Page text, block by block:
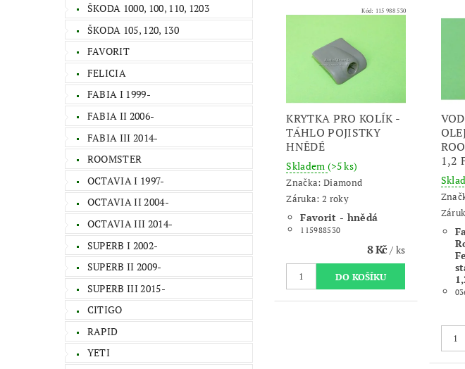
ŠKODA 1000, 100, 110, 1203
ŠKODA 105, 120, 130
FAVORIT
FELICIA
FABIA I 1999-
FABIA II 2006-
FABIA III 2014-
ROOMSTER
OCTAVIA I 1997-
OCTAVIA II 2004-
OCTAVIA III 2014-
SUPERB I 2002-
SUPERB II 2009-
SUPERB III 2015-
CITIGO
RAPID
YETI
Kód: 115 988 530
KRYTKA PRO KOLÍK -
TÁHLO POJISTKY
HNĚDÉ
Skladem (>5 ks)
Značka: Diamond
Záruka: 2 roky
Favorit - hnědá
115988530
8 Kč/ ks
1,2